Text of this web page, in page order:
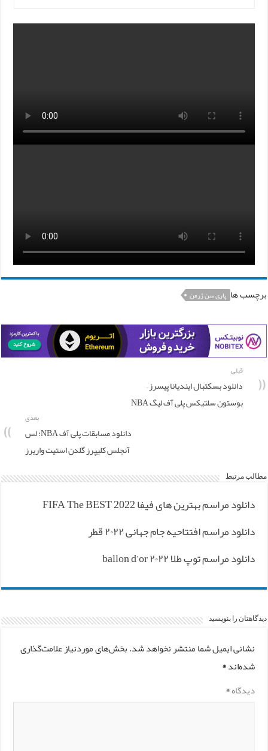
برچسب ها پاری سن ژرمن
قبلی
دانلود بسکتبال ایندیانا پیسرز –
بوستون سلتیکس پلی آف لیگ NBA
بعدی
دانلود مسابقات پلی آف NBA؛ لس
آنجلس کلیپرز گلدن استیت واریرز
مطالب مرتبط
دانلود مراسم بهترین های فیفا FIFA The BEST 2022
دانلود مراسم افتتاحیه جام جهانی ۲۰۲۲ قطر
دانلود مراسم توپ طلا ۲۰۲۲ ballon d’or
دیدگاهتان را بنویسید
نشانی ایمیل شما منتشر نخواهد شد.بخش‌های موردنیاز علامت‌گذاری
شده‌اند*
دیدگاه*